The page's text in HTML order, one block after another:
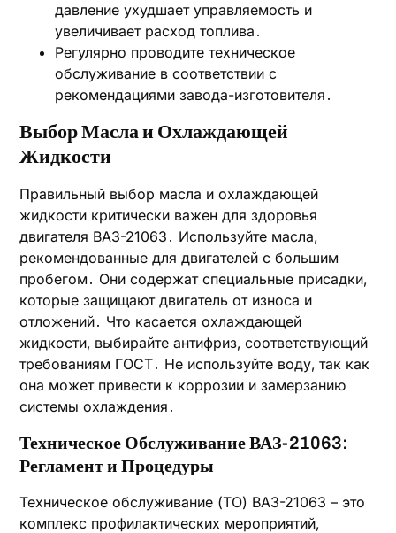
давление ухудшает управляемость и
увеличивает расход топлива․
Регулярно проводите техническое
обслуживание в соответствии с
рекомендациями завода-изготовителя․
Выбор Масла и Охлаждающей
Жидкости
Правильный выбор масла и охлаждающей
жидкости критически важен для здоровья
двигателя ВАЗ-21063․ Используйте масла‚
рекомендованные для двигателей с большим
пробегом․ Они содержат специальные присадки‚
которые защищают двигатель от износа и
отложений․ Что касается охлаждающей
жидкости‚ выбирайте антифриз‚ соответствующий
требованиям ГОСТ․ Не используйте воду‚ так как
она может привести к коррозии и замерзанию
системы охлаждения․
Техническое Обслуживание ВАЗ-21063:
Регламент и Процедуры
Техническое обслуживание (ТО) ВАЗ-21063 – это
комплекс профилактических мероприятий‚